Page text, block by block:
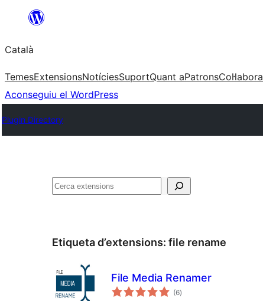
contingut
Català
TemesExtensionsNotíciesSuportQuant aPatronsCol·labora
Aconseguiu el WordPress
Plugin Directory
Cerca
Etiqueta d’extensions: file rename
File Media Renamer
(6puntuacions
totals
)